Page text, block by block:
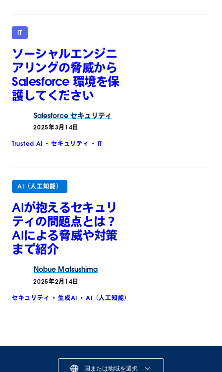
IT
ソーシャルエンジニ
アリングの脅威から
Salesforce 環境を保
護してください
Salesforce セキュリティ
2025年3月14日
Trusted AI セキュリティ IT
AI（人工知能）
AIが抱えるセキュリ
ティの問題点とは？
AIによる脅威や対策
まで紹介
Nobue Matsushima
2025年2月14日
セキュリティ 生成AI AI（人工知能）
国または地域を選択